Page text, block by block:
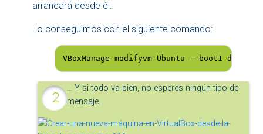
arrancará desde él.
Lo conseguimos con el siguiente comando:
VBoxManage modifyvm Ubuntu --boot1 disk
… Y si todo va bien, no esperes ningún tipo de
mensaje.